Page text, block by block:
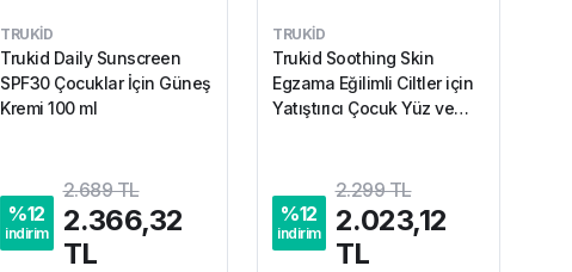
TRUKID
Trukid Daily Sunscreen
SPF30 Çocuklar İçin Güneş
Kremi 100 ml
%12
indirim
2.689 TL
2.366,32
TL
TRUKID
Trukid Soothing Skin
Egzama Eğilimli Ciltler için
Yatıştırıcı Çocuk Yüz ve
%12
indirim
2.299 TL
2.023,12
TL